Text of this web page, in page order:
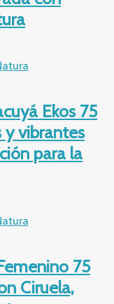
Ekos 75
y vibrantes
para la
75
Ciruela,